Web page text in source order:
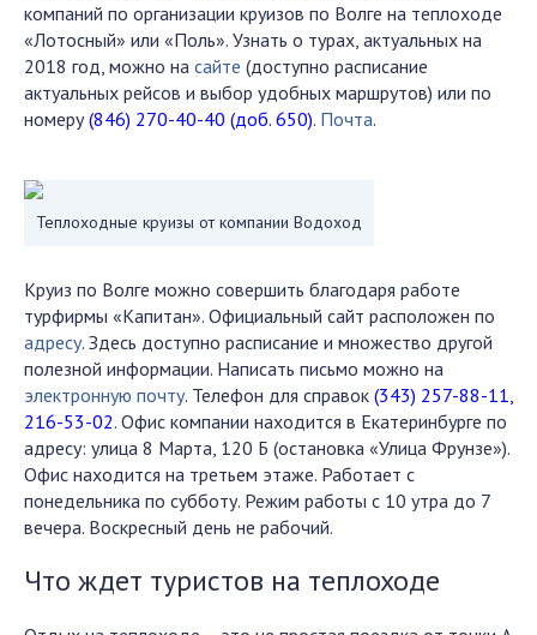
компаний по организации круизов по Волге на теплоходе
«Лотосный» или «Поль». Узнать о турах, актуальных на
2018 год, можно на сайте (доступно расписание
актуальных рейсов и выбор удобных маршрутов) или по
номеру(846) 270-40-40 (доб. 650). Почта.
Теплоходные круизы от компании Водоход
Круиз по Волге можно совершить благодаря работе
турфирмы «Капитан». Официальный сайт расположен по
адресу. Здесь доступно расписание и множество другой
полезной информации. Написать письмо можно на
электронную почту. Телефон для справок (343) 257-88-11,
216-53-02. Офис компании находится в Екатеринбурге по
адресу: улица 8 Марта, 120 Б (остановка «Улица Фрунзе»).
Офис находится на третьем этаже. Работает с
понедельника по субботу. Режим работы с 10 утра до 7
вечера. Воскресный день не рабочий.
Что ждет туристов на теплоходе